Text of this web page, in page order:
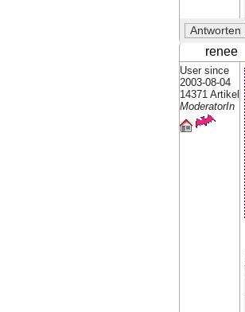
renee
User since
2003-08-04
14371 Artikel
ModeratorIn